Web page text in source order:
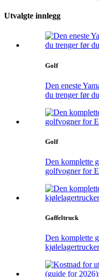
Utvalgte innlegg
Golf
Den eneste
du trenger før
Golf
Den komplette
golfvogner for
Gaffeltruck
Den komplette